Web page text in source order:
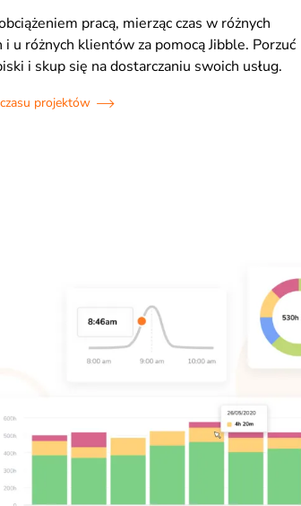
pracą, mierząc czas w różnych
i u różnych klientów za pomocą Jibble. Porzuć
i skup się na dostarczaniu swoich usług.
projektów